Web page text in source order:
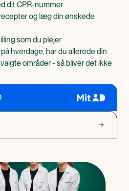
dit CPR-nummer
og læg din ønskede
som du plejer
hverdage, har du allerede din
områder - så bliver det ikke